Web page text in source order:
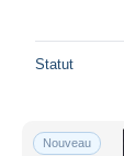
Statut
Nouveau